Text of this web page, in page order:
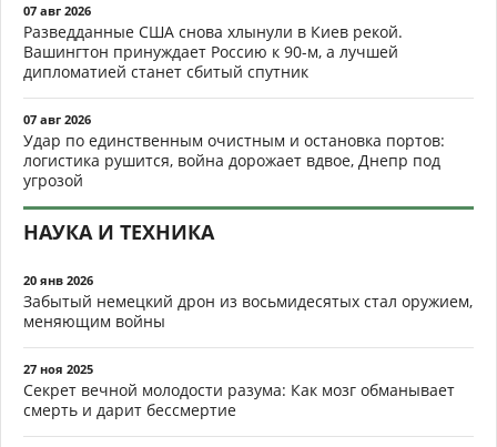
07 авг 2026
Разведданные США снова хлынули в Киев рекой.
Вашингтон принуждает Россию к 90-м, а лучшей
дипломатией станет сбитый спутник
07 авг 2026
Удар по единственным очистным и остановка портов:
логистика рушится, война дорожает вдвое, Днепр под
угрозой
НАУКА И ТЕХНИКА
20 янв 2026
Забытый немецкий дрон из восьмидесятых стал оружием,
меняющим войны
27 ноя 2025
Секрет вечной молодости разума: Как мозг обманывает
смерть и дарит бессмертие